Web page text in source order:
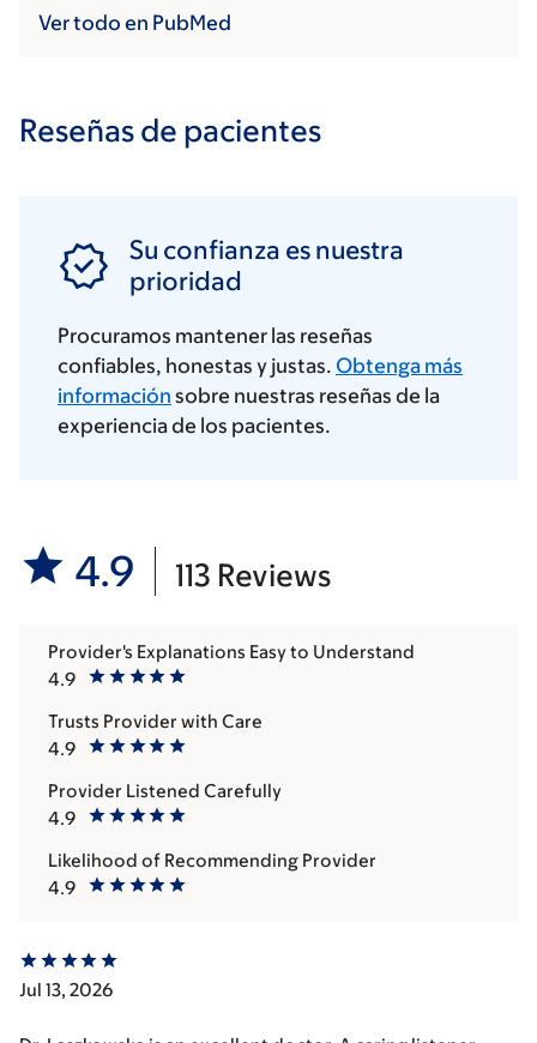
Ver todo en PubMed
Reseñas de pacientes
Su confianza es nuestra
prioridad
Procuramos mantener las reseñas
confiables, honestas y justas. Obtenga más
información sobre nuestras reseñas de la
experiencia de los pacientes.
4.9 113 Reviews
4.9
Provider's Explanations Easy to Understand
4.9
Trusts Provider with Care
4.9
Provider Listened Carefully
4.9
Likelihood of Recommending Provider
Jul 13, 2026